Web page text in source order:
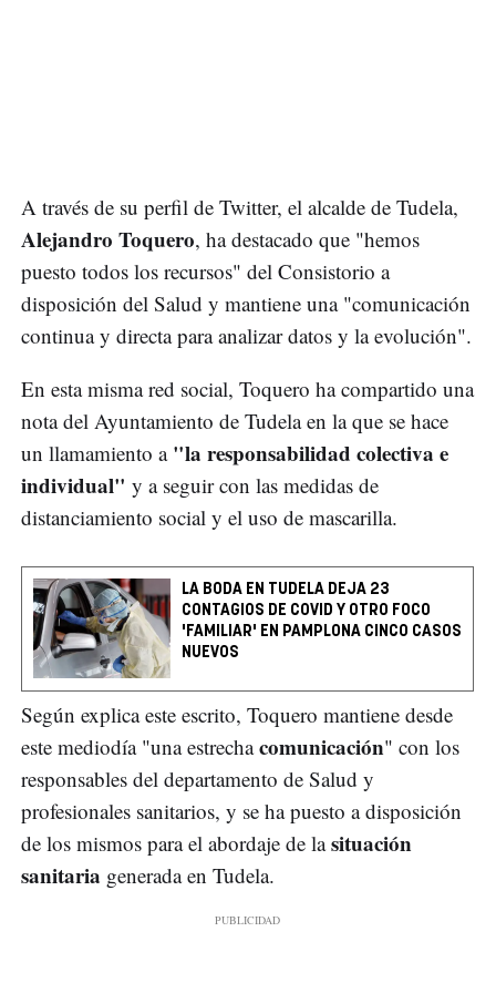
A través de su perfil de Twitter, el alcalde de Tudela,
Alejandro Toquero, ha destacado que "hemos
puesto todos los recursos" del Consistorio a
disposición del Salud y mantiene una "comunicación
continua y directa para analizar datos y la evolución".
En esta misma red social, Toquero ha compartido una
nota del Ayuntamiento de Tudela en la que se hace
un llamamiento a"la responsabilidad colectiva e
individual" y a seguir con las medidas de
distanciamiento social y el uso de mascarilla.
LA BODA EN TUDELA DEJA 23
CONTAGIOS DE COVID Y OTRO FOCO
'FAMILIAR' EN PAMPLONA CINCO CASOS
NUEVOS
Según explica este escrito, Toquero mantiene desde
este mediodía "una estrechacomunicación" con los
responsables del departamento de Salud y
profesionales sanitarios, y se ha puesto a disposición
de los mismos para el abordaje de lasituación
sanitaria generada en Tudela.